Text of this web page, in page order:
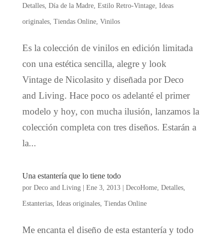
Detalles, Día de la Madre, Estilo Retro-Vintage, Ideas
originales, Tiendas Online, Vinilos
Es la colección de vinilos en edición limitada
con una estética sencilla, alegre y look
Vintage de Nicolasito y diseñada por Deco
and Living. Hace poco os adelanté el primer
modelo y hoy, con mucha ilusión, lanzamos la
colección completa con tres diseños. Estarán a
la...
Una estantería que lo tiene todo
por Deco and Living| Ene 3, 2013| DecoHome, Detalles,
Estanterias, Ideas originales, Tiendas Online
Me encanta el diseño de esta estantería y todo